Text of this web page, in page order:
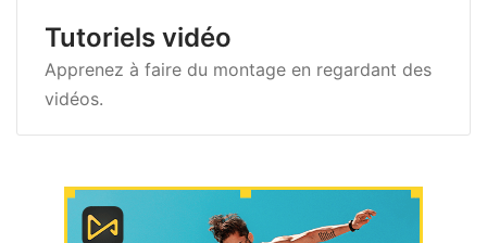
Tutoriels vidéo
Apprenez à faire du montage en regardant des
vidéos.